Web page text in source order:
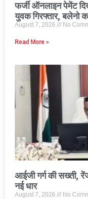
फर्जी ऑनलाइन पेमेंट
युवक गिरफ्तार, बलेनो
August 7, 2026 No
Read More »
आईजी गर्ग की सख्ती,
नई धार
August 7, 2026 No